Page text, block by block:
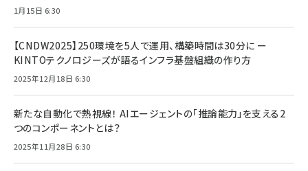
1月15日 6:30
【CNDW2025】250環境を5人で運用、構築時間は30分に ー
KINTOテクノロジーズが語るインフラ基盤組織の作り方
2025年12月18日 6:30
新たな自動化で熱視線！ AIエージェントの「推論能力」を支える2
つのコンポーネントとは？
2025年11月28日 6:30